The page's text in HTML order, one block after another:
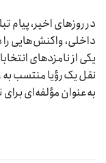
در روزهای اخیر، پیام
داخلی، واکنش‌هایی
یکی از نامزدهای
نقل یک رؤیا منتسب به
به‌عنوان مؤلفه‌ای